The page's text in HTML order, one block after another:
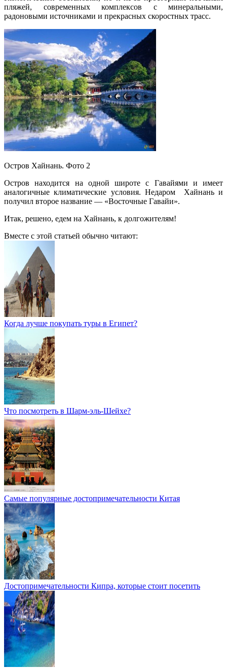
пляжей, современных комплексов с минеральными,
радоновыми источниками и прекрасных скоростных трасс.
Остров Хайнань. Фото 2
Остров находится на одной широте с Гавайями и имеет
аналогичные климатические условия. Недаром Хайнань и
получил второе название — «Восточные Гавайи».
Итак, решено, едем на Хайнань, к долгожителям!
Вместе с этой статьей обычно читают:
Когда лучше покупать туры в Египет?
Что посмотреть в Шарм-эль-Шейхе?
Самые популярные достопримечательности Китая
Достопримечательности Кипра, которые стоит посетить